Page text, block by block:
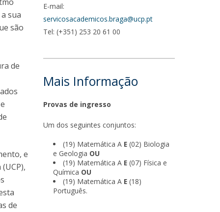
sua
são
de
e
de
E-mail:
servicosacademicos.braga@ucp.pt
Tel: (+351) 253 20 61 00
Mais Informação
Provas de ingresso
​Um dos seguintes conjuntos:
(19) Matemática A E(02) Biologia
e Geologia OU
(19) Matemática A E(07) Física e
Química OU
(19) Matemática A E(18)
Português.